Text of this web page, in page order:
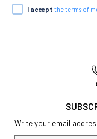
I accept the terms of